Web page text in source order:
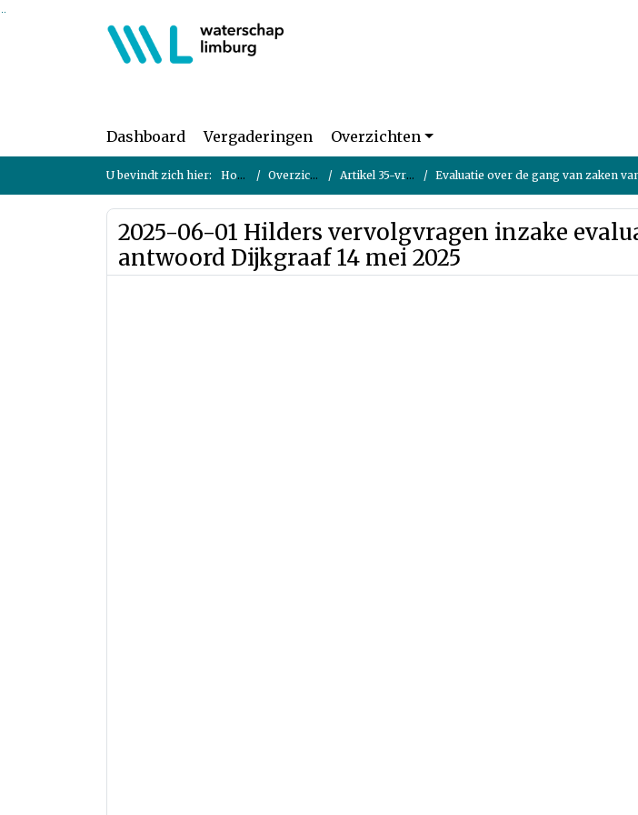
Ga naar de inhoud van deze pagina
Ga naar het zoeken
Ga naar het menu
Dashboard Vergaderingen Overzichten
U bevindt zich hier: Home Overzichten Artikel 35-vragen Evaluatie over de gang van zaken van de wegomleiding voor de
2025-06-01 Hilders vervolgvragen inzake
antwoord Dijkgraaf 14 mei 2025